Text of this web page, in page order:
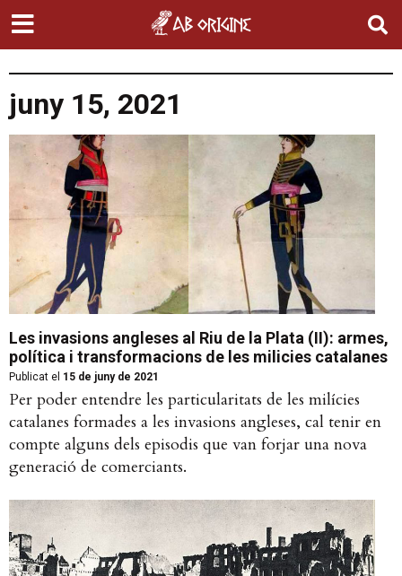
juny 15, 2021
Les invasions angleses al Riu de la Plata (II): armes,
política i transformacions de les milicies catalanes
Publicat el 15 de juny de 2021
Per poder entendre les particularitats de les milícies
catalanes formades a les invasions angleses, cal tenir en
compte alguns dels episodis que van forjar una nova
generació de comerciants.